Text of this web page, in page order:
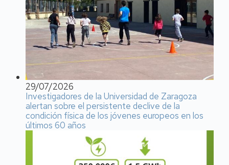
29/07/2026
Investigadores de la Universidad de Zaragoza
alertan sobre el persistente declive de la
condición física de los jóvenes europeos en los
últimos 60 años